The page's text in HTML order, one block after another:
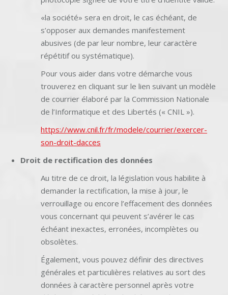
«la société» sera en droit, le cas échéant, de
s’opposer aux demandes manifestement
abusives (de par leur nombre, leur caractère
répétitif ou systématique).
Pour vous aider dans votre démarche vous
trouverez en cliquant sur le lien suivant un modèle
de courrier élaboré par la Commission Nationale
de l’Informatique et des Libertés (« CNIL »).
https://www.cnil.fr/fr/modele/courrier/exercer-
son-droit-dacces
Droit de rectification des données
Au titre de ce droit, la législation vous habilite à
demander la rectification, la mise à jour, le
verrouillage ou encore l’effacement des données
vous concernant qui peuvent s’avérer le cas
échéant inexactes, erronées, incomplètes ou
obsolètes.
Également, vous pouvez définir des directives
générales et particulières relatives au sort des
données à caractère personnel après votre